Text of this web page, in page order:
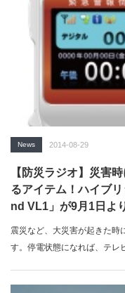
News 2014-08-29
【防災ラジオ】災害
るアイテム！ハイブ
nd VL1」が9月1日よ
震災など、大災害が起きた時
す。停電状態になれば、テレ